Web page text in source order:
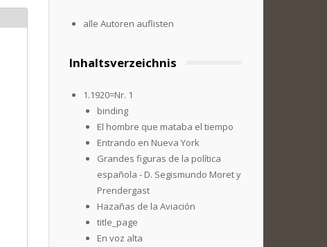
alle Autoren auflisten
Inhaltsverzeichnis
1.1920=Nr. 1
binding
El hombre que mataba el tiempo
Entrando en Nueva York
Grandes figuras de la política
española - D. Segismundo Moret y
Prendergast
Hazañas de la Aviación
title_page
En voz alta